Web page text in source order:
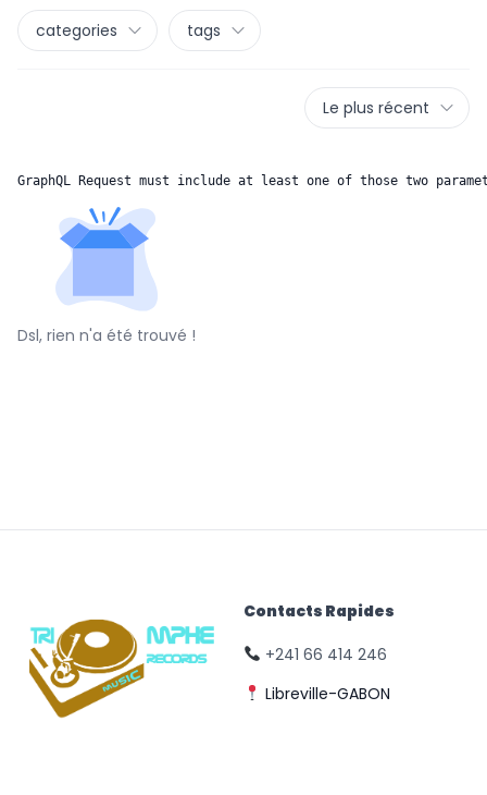
categories tags
Le plus récent
GraphQL Request must include at least one of those two
Dsl, rien n'a été trouvé !
Contacts Rapides
+241 66 414 246
Libreville-GABON